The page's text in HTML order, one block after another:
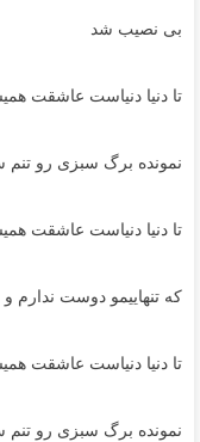
بی نصیب شد
تا دنیا دنیاست عاشقت
نمونده برگ سبزی رو تنم
تا دنیا دنیاست عاشقت
که تنهاییمو دوست ندارم و
تا دنیا دنیاست عاشقت
نمونده برگ سبزی رو تنم